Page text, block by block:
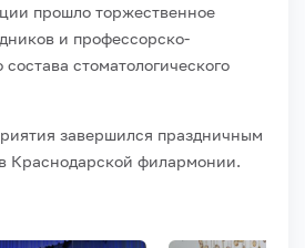
прошло торжественное
и профессорско-
состава стоматологического
завершился праздничным
Краснодарской филармонии.